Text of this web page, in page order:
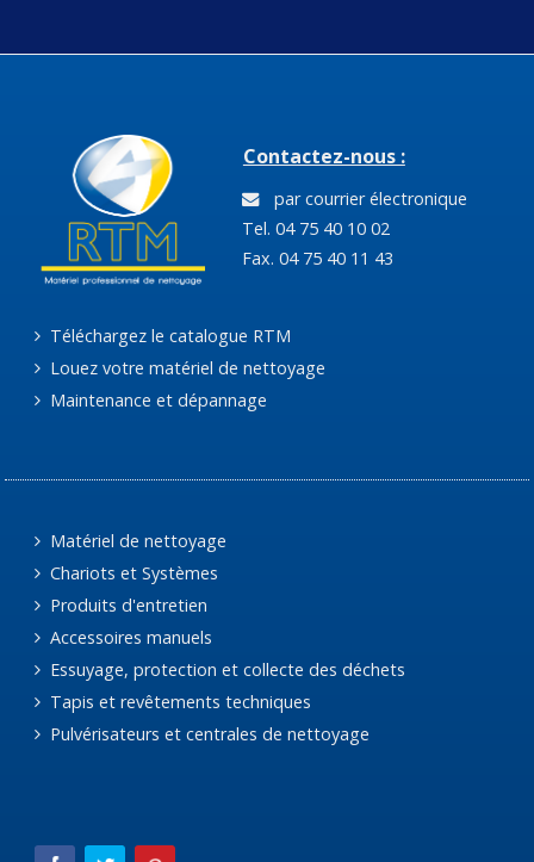
Contactez-nous :
par courrier électronique
Tel. 04 75 40 10 02
Fax. 04 75 40 11 43
Téléchargez le catalogue RTM
Louez votre matériel de nettoyage
Maintenance et dépannage
Matériel de nettoyage
Chariots et Systèmes
Produits d'entretien
Accessoires manuels
Essuyage, protection et collecte des déchets
Tapis et revêtements techniques
Pulvérisateurs et centrales de nettoyage